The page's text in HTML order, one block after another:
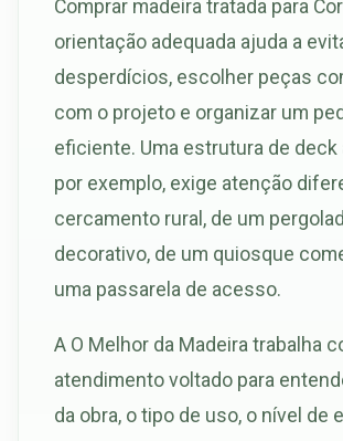
Comprar madeira tratada para
orientação adequada ajuda a
desperdícios, escolher peças
com o projeto e organizar um
eficiente. Uma estrutura de deck
por exemplo, exige atenção
cercamento rural, de um
decorativo, de um quiosque
uma passarela de acesso.
A O Melhor da Madeira trabalha
atendimento voltado para
da obra, o tipo de uso, o nível de